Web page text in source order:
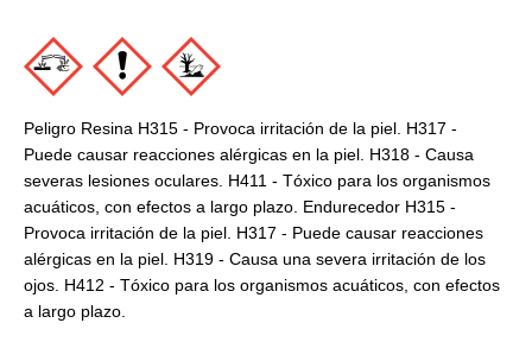
Peligro Resina H315 - Provoca irritación de la piel. H317 -
Puede causar reacciones alérgicas en la piel. H318 - Causa
severas lesiones oculares. H411 - Tóxico para los organismos
acuáticos, con efectos a largo plazo. Endurecedor H315 -
Provoca irritación de la piel. H317 - Puede causar reacciones
alérgicas en la piel. H319 - Causa una severa irritación de los
ojos. H412 - Tóxico para los organismos acuáticos, con efectos
a largo plazo.